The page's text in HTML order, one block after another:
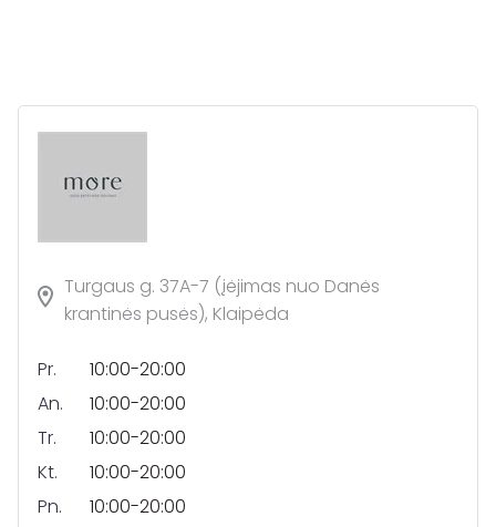
Turgaus g. 37A-7 (įėjimas nuo Danės
krantinės pusės), Klaipėda
Pr.
10:00-20:00
An.
10:00-20:00
Tr.
10:00-20:00
Kt.
10:00-20:00
Pn.
10:00-20:00